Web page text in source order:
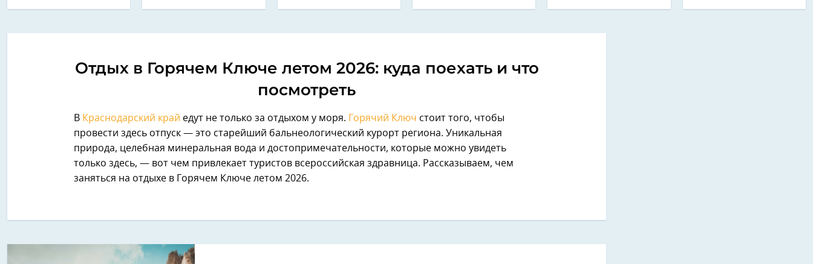
Отдых в Горячем Ключе летом 2026: куда поехать и что
посмотреть
В Краснодарский край едут не только за отдыхом у моря. Горячий Ключ стоит того, чтобы
провести здесь отпуск — это старейший бальнеологический курорт региона. Уникальная
природа, целебная минеральная вода и достопримечательности, которые можно увидеть
только здесь, — вот чем привлекает туристов всероссийская здравница. Рассказываем, чем
заняться на отдыхе в Горячем Ключе летом 2026.